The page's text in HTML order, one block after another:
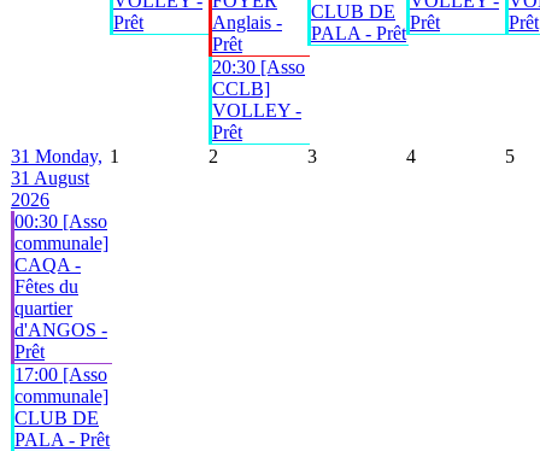
Prêt
Anglais -
Prêt
20:30 [Asso
CCLB]
VOLLEY -
Prêt
CLUB DE
PALA - Prêt
Prêt
Prêt
31 Monday,
31 August
2026
00:30 [Asso
communale]
CAQA -
Fêtes du
quartier
d'ANGOS -
Prêt
17:00 [Asso
communale]
CLUB DE
PALA - Prêt
1 2 3 4 5